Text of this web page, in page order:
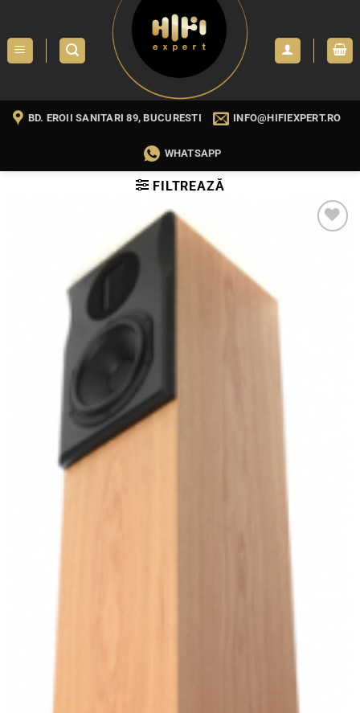
content
BD. EROII SANITARI 89, BUCURESTI INFO@HIFIEXPERT.RO
WHATSAPP
FILTREAZĂ